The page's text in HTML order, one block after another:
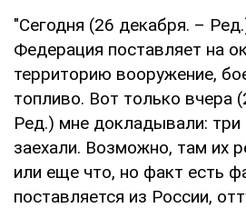
"Сегодня (26 декабря. –
Федерация поставляет на
территорию вооружение,
топливо. Вот только вчера
Ред.) мне докладывали: три
заехали. Возможно, там их
или еще что, но факт есть
поставляется из России,